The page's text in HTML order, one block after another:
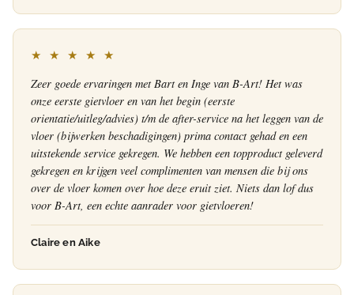
★ ★ ★ ★ ★
Zeer goede ervaringen met Bart en Inge van B-Art! Het was
onze eerste gietvloer en van het begin (eerste
orientatie/uitleg/advies) t/m de after-service na het leggen van de
vloer (bijwerken beschadigingen) prima contact gehad en een
uitstekende service gekregen. We hebben een topproduct geleverd
gekregen en krijgen veel complimenten van mensen die bij ons
over de vloer komen over hoe deze eruit ziet. Niets dan lof dus
voor B-Art, een echte aanrader voor gietvloeren!
Claire en Aike